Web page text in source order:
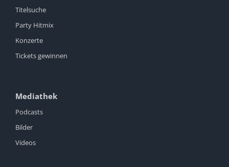
Titelsuche
Party Hitmix
Konzerte
Tickets gewinnen
Mediathek
Podcasts
Bilder
Videos